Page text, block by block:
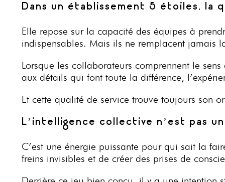
Dans un établissement 5 étoiles, la
Elle repose sur la capacité des équipes à
indispensables. Mais ils ne remplacent jamais
Lorsque les collaborateurs comprennent le
aux détails qui font toute la différence,
Et cette qualité de service trouve toujours son
L’intelligence collective n’est pas
C’est une énergie puissante pour qui sait la
freins invisibles et de créer des prises de